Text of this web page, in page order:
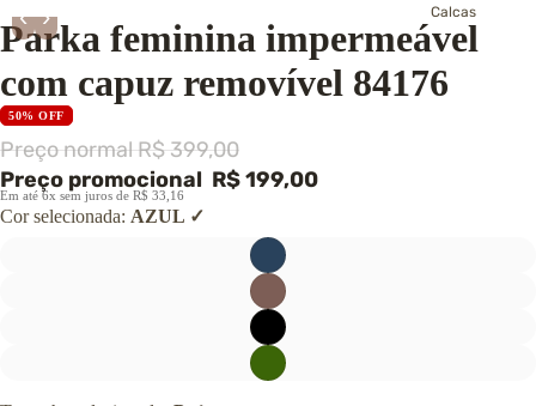
Calças
Casacos e
Colete
‹ ›
Parka feminina impermeável
com capuz removível 84176
50% OFF
Preço normalR$ 399,00
Preço promocional R$ 199,00
Em até 6x sem juros de R$ 33,16
Cor selecionada: AZUL